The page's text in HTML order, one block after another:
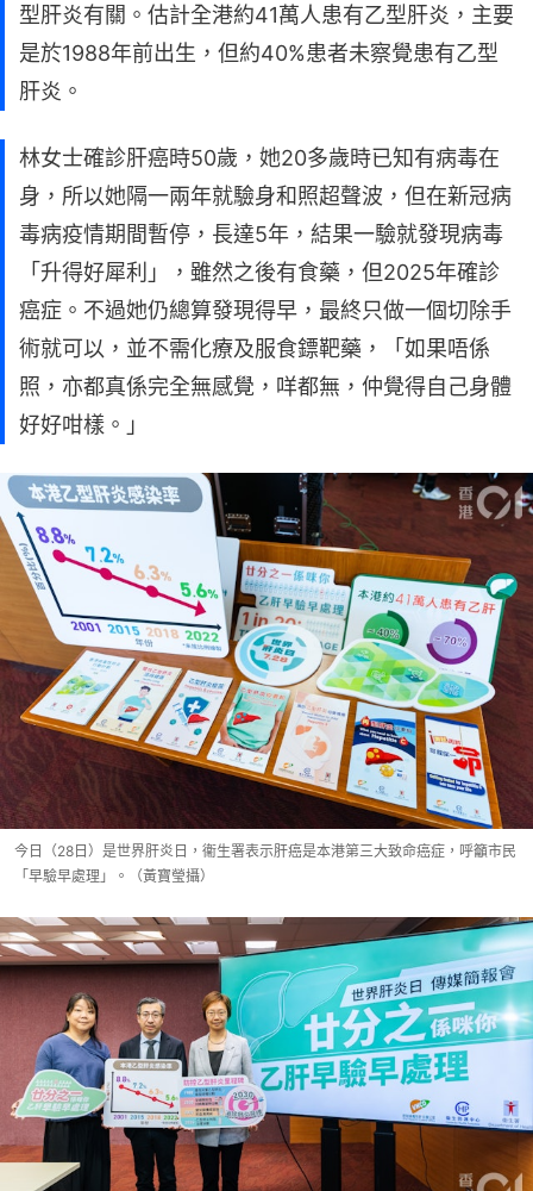
型肝炎有關。估計全港約41萬人患有乙型肝炎，主要
是於1988年前出生，但約40%患者未察覺患有乙型
肝炎。
林女士確診肝癌時50歲，她20多歲時已知有病毒在
身，所以她隔一兩年就驗身和照超聲波，但在新冠病
毒病疫情期間暫停，長達5年，結果一驗就發現病毒
「升得好犀利」，雖然之後有食藥，但2025年確診
癌症。不過她仍總算發現得早，最終只做一個切除手
術就可以，並不需化療及服食鏢靶藥，「如果唔係
照，亦都真係完全無感覺，咩都無，仲覺得自己身體
好好咁樣。」
今日（28日）是世界肝炎日，衞生署表示肝癌是本港第三大致命癌症，呼籲市民
「早驗早處理」。（黃寶瑩攝）